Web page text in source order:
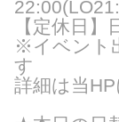
【定休日
※イベント
す
詳細は当